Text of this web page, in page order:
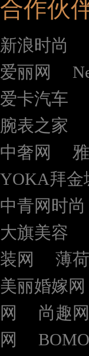
合作伙
新浪时尚
爱丽网
爱卡汽车
腕表之家
中奢网
YOKA拜金
中青网时尚
大旗美容
装网
薄
美丽婚嫁网
网
尚趣网
网